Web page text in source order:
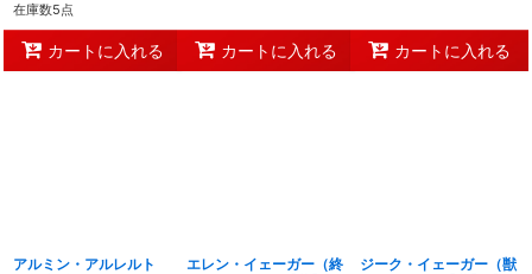
在庫数5点
カートに入れる カートに入れる カートに入れる
アルミン・アルレルト
エレン・イェーガー（終
ジーク・イェーガー（獣